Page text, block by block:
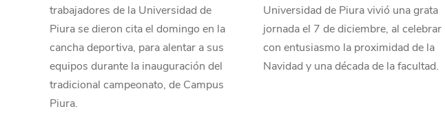
trabajadores de la Universidad de
Piura se dieron cita el domingo en la
cancha deportiva, para alentar a sus
equipos durante la inauguración del
tradicional campeonato, de Campus
Piura.
Universidad de Piura vivió una grata
jornada el 7 de diciembre, al celebrar
con entusiasmo la proximidad de la
Navidad y una década de la facultad.